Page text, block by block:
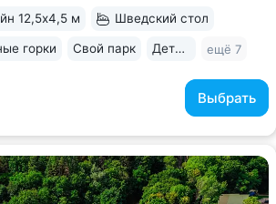
Выбрать
12,5х4,5 м Шведский стол
горки Свой парк Дети с 0 лет ещё 7